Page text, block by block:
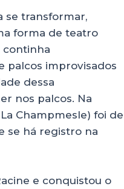
se transformar,
forma de teatro
continha
palcos improvisados
dessa
nos palcos. Na
Champmesle) foi de
se há registro na
e conquistou o